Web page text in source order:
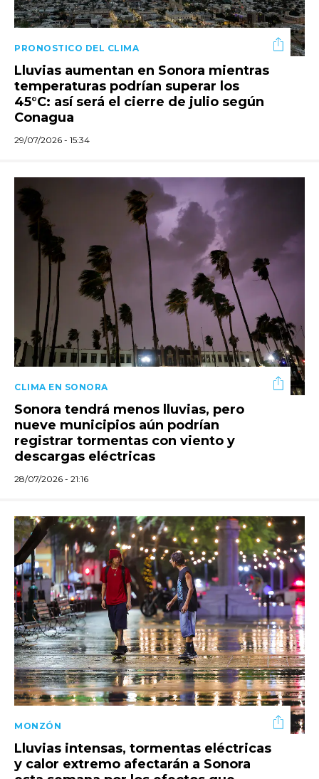
PRONOSTICO DEL CLIMA
Lluvias aumentan en Sonora mientras
temperaturas podrían superar los
45°C: así será el cierre de julio según
Conagua
29/07/2026 - 15:34
CLIMA EN SONORA
Sonora tendrá menos lluvias, pero
nueve municipios aún podrían
registrar tormentas con viento y
descargas eléctricas
28/07/2026 - 21:16
MONZÓN
Lluvias intensas, tormentas eléctricas
y calor extremo afectarán a Sonora